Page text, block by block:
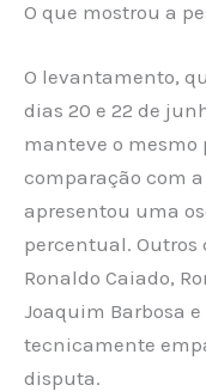
O que mostrou a
O levantamento,
dias 20 e 22 de
manteve o mesmo
comparação com
apresentou uma
percentual. Outros
Ronaldo Caiado,
Joaquim Barbosa
tecnicamente
disputa.